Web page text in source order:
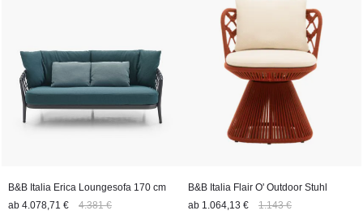
B&B Italia Erica Loungesofa 170 cm
ab 4.078,71 € 4.381 €
B&B Italia Flair O' Outdoor Stuhl
ab 1.064,13 € 1.143 €